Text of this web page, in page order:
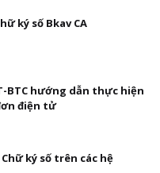
ký số Bkav CA
BTC hướng dẫn thực hiện
điện tử
ký số trên các hệ